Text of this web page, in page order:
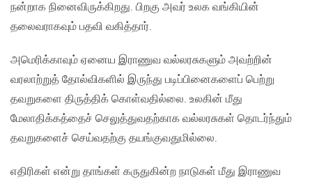
நன்றாக நினைவிருக்கிறது. பிறகு அவர் உலக வங்கியின்
தலைவராகவும் பதவி வகித்தார்.
அமெரிக்காவும் ஏனைய இராணுவ வல்லரசுகளும் அவற்றின்
வரலாற்றுத் தோல்விகளில் இருந்து படிப்பினைகளைப் பெற்று
தவறுகளை திருத்திக் கொள்வதில்லை. உலகின் மீது
மேலாதிக்கத்தைச் செலுத்துவதற்காக வல்லரசுகள் தொடர்ந்தும்
தவறுகளைச் செய்வதற்கு தயங்குவதுமில்லை.
எதிரிகள் என்று தாங்கள் கருதுகின்ற நாடுகள் மீது இராணுவ